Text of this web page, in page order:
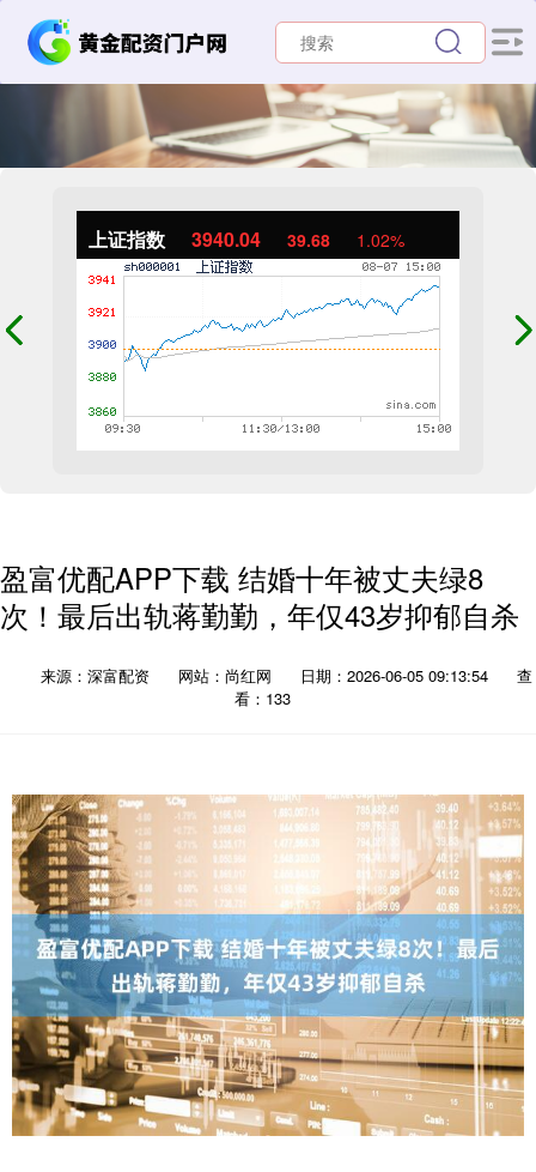
上证指数 3940.04 39.68 1.02%
盈富优配APP下载 结婚十年被丈夫绿8
次！最后出轨蒋勤勤，年仅43岁抑郁自杀
来源：深富配资 网站：尚红网 日期：2026-06-05 09:13:54
查
看：133